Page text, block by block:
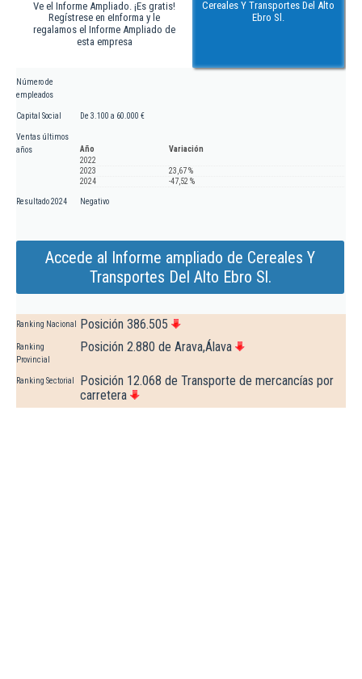
Ve el Informe Ampliado. ¡Es gratis!
Regístrese en eInforma y le
regalamos el Informe Ampliado de
esta empresa
Cereales Y Transportes Del Alto
Ebro Sl.
Número de
empleados
Capital Social De 3.100 a 60.000 €
Ventas últimos
años
Año
Variación
2022
2023
23,67 %
2024
-47,52 %
Resultado 2024 Negativo
Accede al Informe ampliado de Cereales Y
Transportes Del Alto Ebro Sl.
Ranking Nacional Posición 386.505
Ranking
Provincial
Posición 2.880 de Arava,Álava
Ranking Sectorial
Posición 12.068 de Transporte de mercancías por
carretera